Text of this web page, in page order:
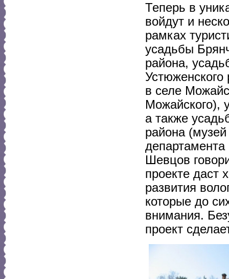
Теперь в
войдут и
рамках
усадьбы
района,
в селе
Можайского),
а также
района
департамента
Шевцов
проекте даст
развития
которые до
внимания.
проект